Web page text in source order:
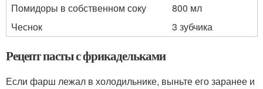
Помидоры в собственном соку
800 мл
Чеснок
3 зубчика
Рецепт пасты с фрикадельками
Если фарш лежал в холодильнике, выньте его заранее и